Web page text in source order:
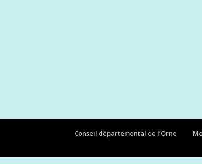
Conseil départemental de l’Orne